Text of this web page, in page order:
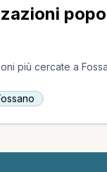
più cercate a